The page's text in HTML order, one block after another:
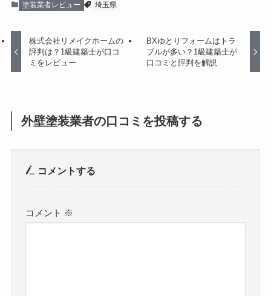
塗装業者レビュー 埼玉県
株式会社リメイクホームの
評判は？1級建築士が口コ
ミをレビュー
BXゆとりフォームはトラ
ブルが多い？1級建築士が
口コミと評判を解説
外壁塗装業者の口コミを投稿する
コメントする
コメント ※